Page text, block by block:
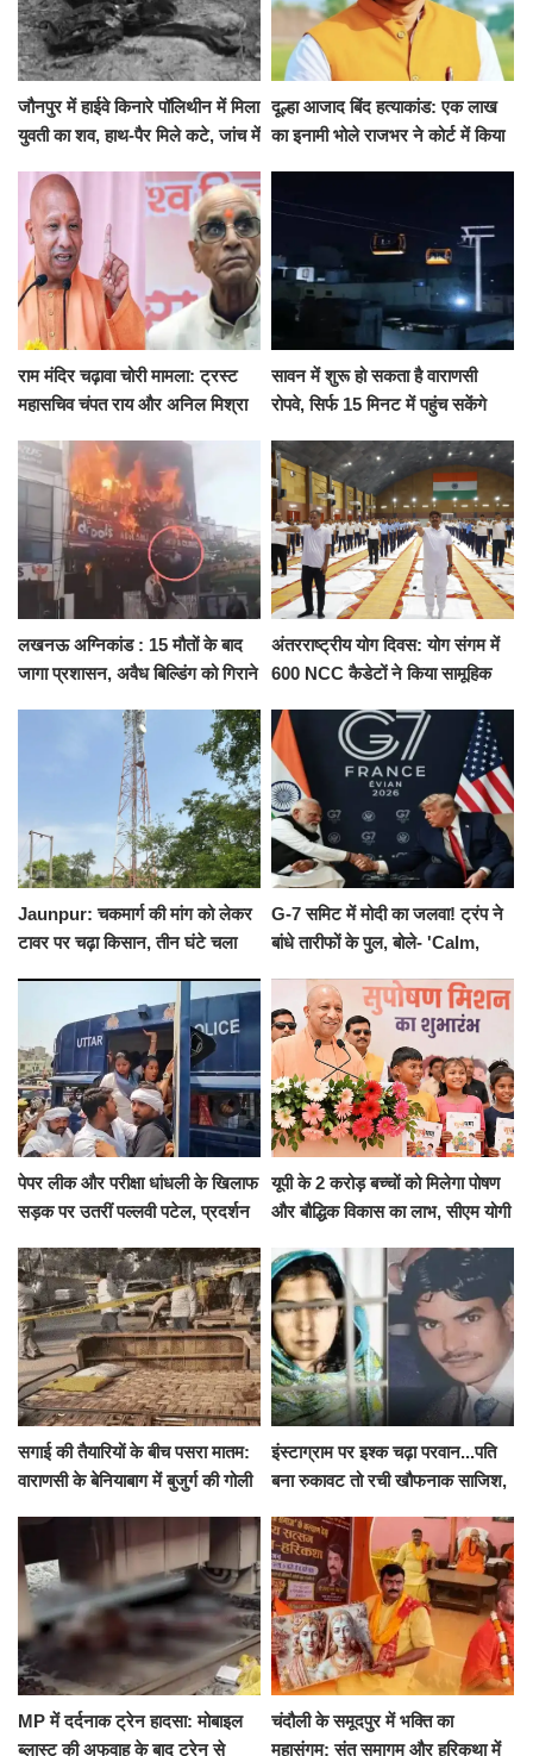
जौनपुर में हाईवे किनारे पॉलिथीन में मिला
युवती का शव, हाथ-पैर मिले कटे, जांच में
दूल्हा आजाद बिंद हत्याकांड: एक लाख
का इनामी भोले राजभर ने कोर्ट में किया
राम मंदिर चढ़ावा चोरी मामला: ट्रस्ट
महासचिव चंपत राय और अनिल मिश्रा
को नहीं...
सावन में शुरू हो सकता है वाराणसी
रोपवे, सिर्फ 15 मिनट में पहुंच सकेंगे
किराया
लखनऊ अग्निकांड : 15 मौतों के बाद
जागा प्रशासन, अवैध बिल्डिंग को गिराने
अंतरराष्ट्रीय योग दिवस: योग संगम में
600 NCC कैडेटों ने किया सामूहिक
संकल्प
Jaunpur: चकमार्ग की मांग को लेकर
टावर पर चढ़ा किसान, तीन घंटे चला
G-7 समिट में मोदी का जलवा! ट्रंप ने
बांधे तारीफों के पुल, बोले- 'Calm,
पेपर लीक और परीक्षा धांधली के खिलाफ
सड़क पर उतरीं पल्लवी पटेल, प्रदर्शन
यूपी के 2 करोड़ बच्चों को मिलेगा पोषण
और बौद्धिक विकास का लाभ, सीएम योगी
सगाई की तैयारियों के बीच पसरा मातम:
वाराणसी के बेनियाबाग में बुजुर्ग की गोली
इंस्टाग्राम पर इश्क चढ़ा परवान...पति
बना रुकावट तो रची खौफनाक साजिश,
के घाट
MP में दर्दनाक ट्रेन हादसा: मोबाइल
ब्लास्ट की अफवाह के बाद ट्रेन से
चंदौली के समूदपुर में भक्ति का
महासंगम: संत समागम और हरिकथा में